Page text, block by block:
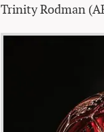
Trinity Rodman